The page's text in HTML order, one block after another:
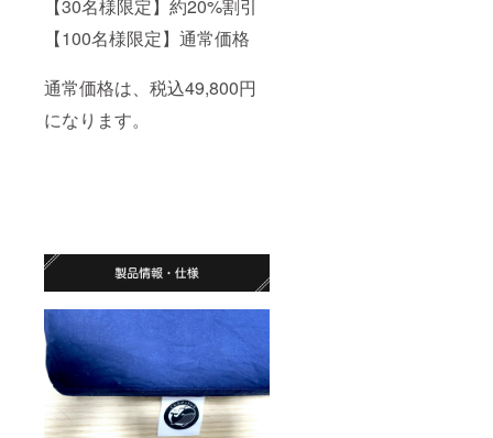
【30名様限定】約20%割引
【100名様限定】通常価格
通常価格は、税込49,800円
になります。